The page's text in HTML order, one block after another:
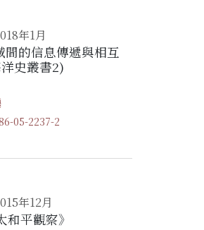
年1月
間的信息傳遞與相互
史叢書2)
05-2237-2
年12月
和平觀察》